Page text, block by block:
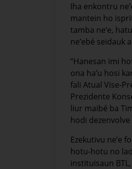
Iha enkontru
mantein ho
tamba ne’e,
ne’ebé seidauk
“Hanesan imi
ona ha’u hosi
fali Atual Vise-
Prezidente
liur maibé ba
hodi dezenvolve
Ezekutivu ne’e
hotu-hotu no
instituisaun BTL,